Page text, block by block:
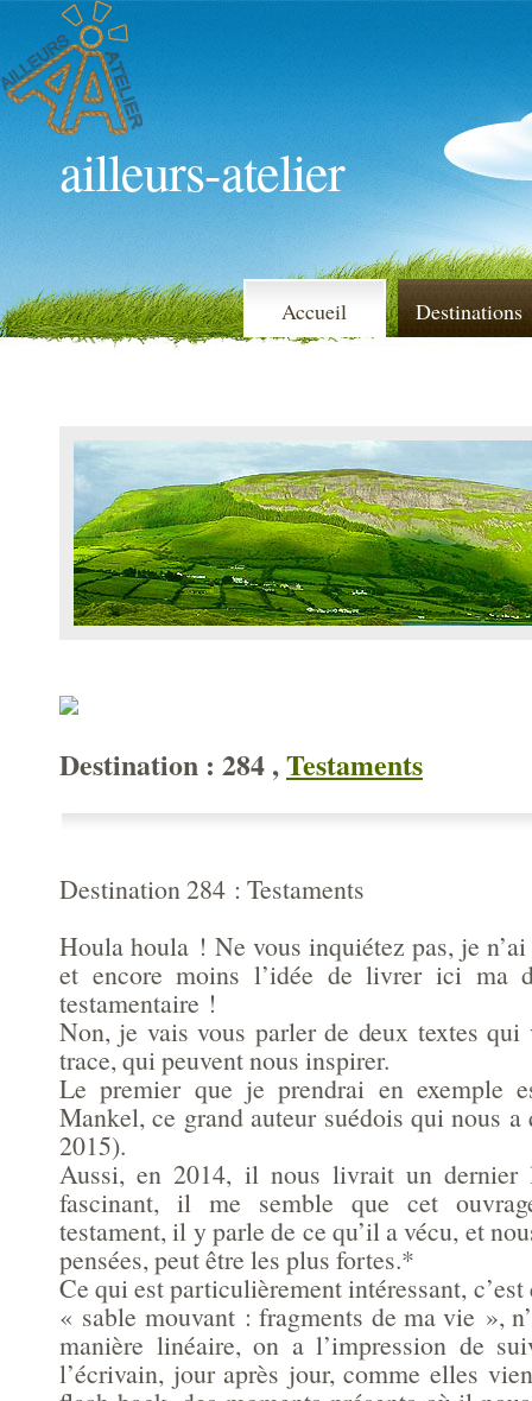
ailleurs-atelier
Accueil Destinations
Destination : 284 ,Testaments
Destination 284 : Testaments
Houla houla ! Ne vous inquiétez pas, je
et encore moins l’idée de livrer ici ma
testamentaire !
Non, je vais vous parler de deux textes qui
trace, qui peuvent nous inspirer.
Le premier que je prendrai en exemple
Mankel, ce grand auteur suédois qui nous
2015).
Aussi, en 2014, il nous livrait un dernier
fascinant, il me semble que cet
testament, il y parle de ce qu’il a vécu, et
pensées, peut être les plus fortes.*
Ce qui est particulièrement intéressant,
« sable mouvant : fragments de ma vie »,
manière linéaire, on a l’impression de
l’écrivain, jour après jour, comme elles